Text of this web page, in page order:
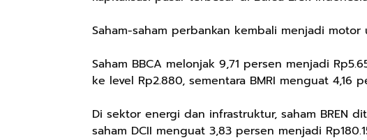
Saham-saham perbankan kembali menjadi
Saham BBCA melonjak 9,71 persen menjadi
ke level Rp2.880, sementara BMRI menguat 4,16
Di sektor energi dan infrastruktur, saham BREN
saham DCII menguat 3,83 persen menjadi